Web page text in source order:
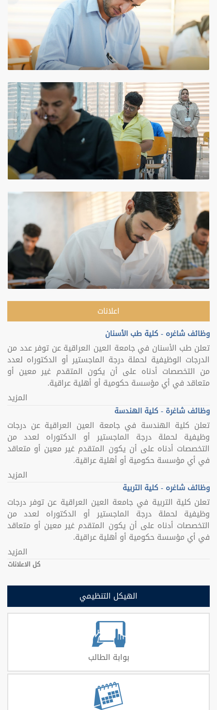
اعلانات
وظائف شاغره - كلية طب الأسنان
تعلن طب الأسنان في جامعة العين العراقية عن توفر عدد من
الدرجات الوظيفية لحملة درجة الماجستير أو الدكتوراه لعدد
من التخصصات أدناه على أن يكون المتقدم غير معين أو
متعاقد في أي مؤسسة حكومية أو أهلية عراقية.
المزيد
وظائف شاغرة - كلية الهندسة
تعلن كلية الهندسة في جامعة العين العراقية عن درجات
وظيفية لحملة درجة الماجستير أو الدكتوراه لعدد من
التخصصات أدناه على أن يكون المتقدم غير معين أو متعاقد
في أي مؤسسة حكومية أو أهلية عراقية.
المزيد
وظائف شاغره - كلية التربية
تعلن كلية التربية في جامعة العين العراقية عن توفر درجات
وظيفية لحملة درجة الماجستير أو الدكتوراه لعدد من
التخصصات أدناه على أن يكون المتقدم غير معين أو متعاقد
في أي مؤسسة حكومية أو أهلية عراقية.
المزيد
كل الاعلانات
الهيكل التنظيمي
بوابة الطالب